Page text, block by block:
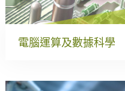
電腦運算及數據科學